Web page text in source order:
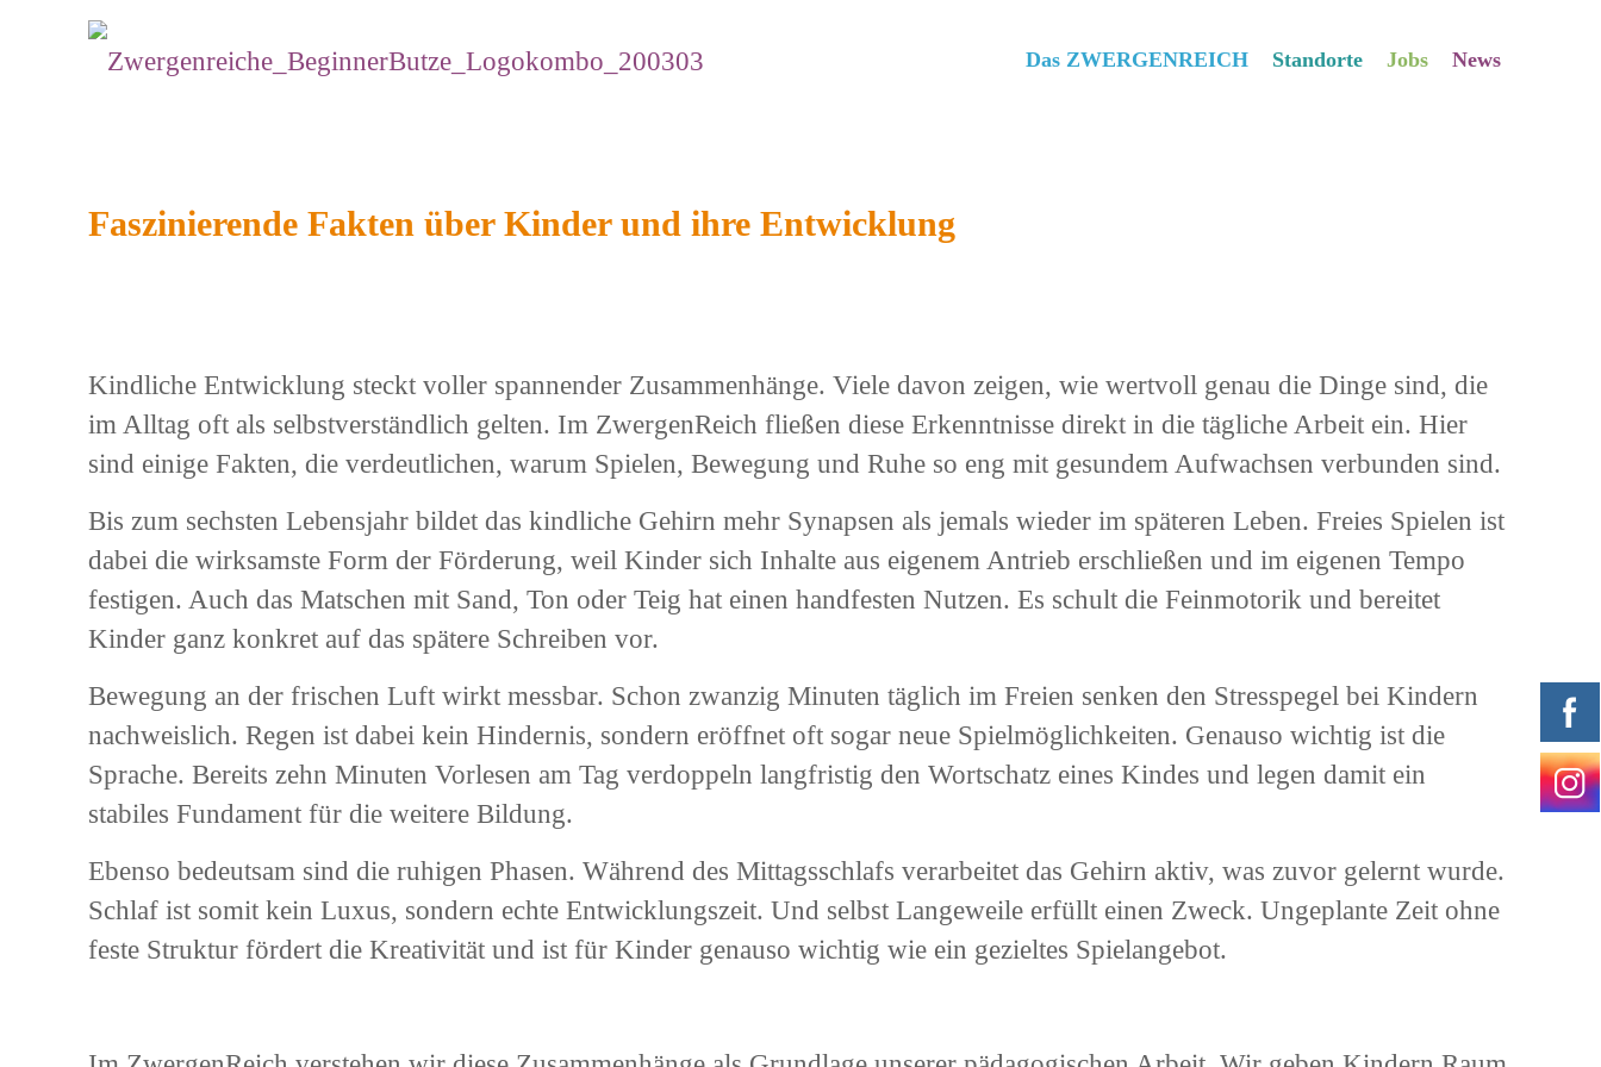
Das ZWERGENREICH Standorte Jobs News
Faszinierende Fakten über Kinder und ihre Entwicklung
Kindliche Entwicklung steckt voller spannender Zusammenhänge. Viele davon zeigen, wie wertvoll genau die Dinge sind, die
im Alltag oft als selbstverständlich gelten. Im ZwergenReich fließen diese Erkenntnisse direkt in die tägliche Arbeit ein. Hier
sind einige Fakten, die verdeutlichen, warum Spielen, Bewegung und Ruhe so eng mit gesundem Aufwachsen verbunden sind.
Bis zum sechsten Lebensjahr bildet das kindliche Gehirn mehr Synapsen als jemals wieder im späteren Leben. Freies Spielen ist
dabei die wirksamste Form der Förderung, weil Kinder sich Inhalte aus eigenem Antrieb erschließen und im eigenen Tempo
festigen. Auch das Matschen mit Sand, Ton oder Teig hat einen handfesten Nutzen. Es schult die Feinmotorik und bereitet
Kinder ganz konkret auf das spätere Schreiben vor.
Bewegung an der frischen Luft wirkt messbar. Schon zwanzig Minuten täglich im Freien senken den Stresspegel bei Kindern
nachweislich. Regen ist dabei kein Hindernis, sondern eröffnet oft sogar neue Spielmöglichkeiten. Genauso wichtig ist die
Sprache. Bereits zehn Minuten Vorlesen am Tag verdoppeln langfristig den Wortschatz eines Kindes und legen damit ein
stabiles Fundament für die weitere Bildung.
Ebenso bedeutsam sind die ruhigen Phasen. Während des Mittagsschlafs verarbeitet das Gehirn aktiv, was zuvor gelernt wurde.
Schlaf ist somit kein Luxus, sondern echte Entwicklungszeit. Und selbst Langeweile erfüllt einen Zweck. Ungeplante Zeit ohne
feste Struktur fördert die Kreativität und ist für Kinder genauso wichtig wie ein gezieltes Spielangebot.